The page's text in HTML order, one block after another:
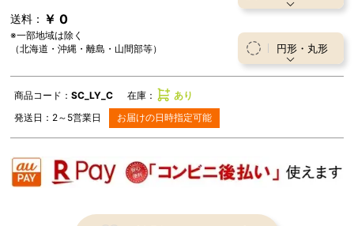
送料： ￥ 0
※一部地域は除く
（北海道・沖縄・離島・山間部等）
円形・丸形
商品コード：SC_LY_C 在庫：
あり
発送日： 2～5営業日 お届けの日時指定可能